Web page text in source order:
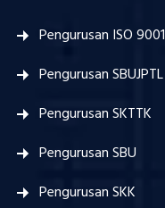
Pengurusan ISO 9001
Pengurusan SBUJPTL
Pengurusan SKTTK
Pengurusan SBU
Pengurusan SKK